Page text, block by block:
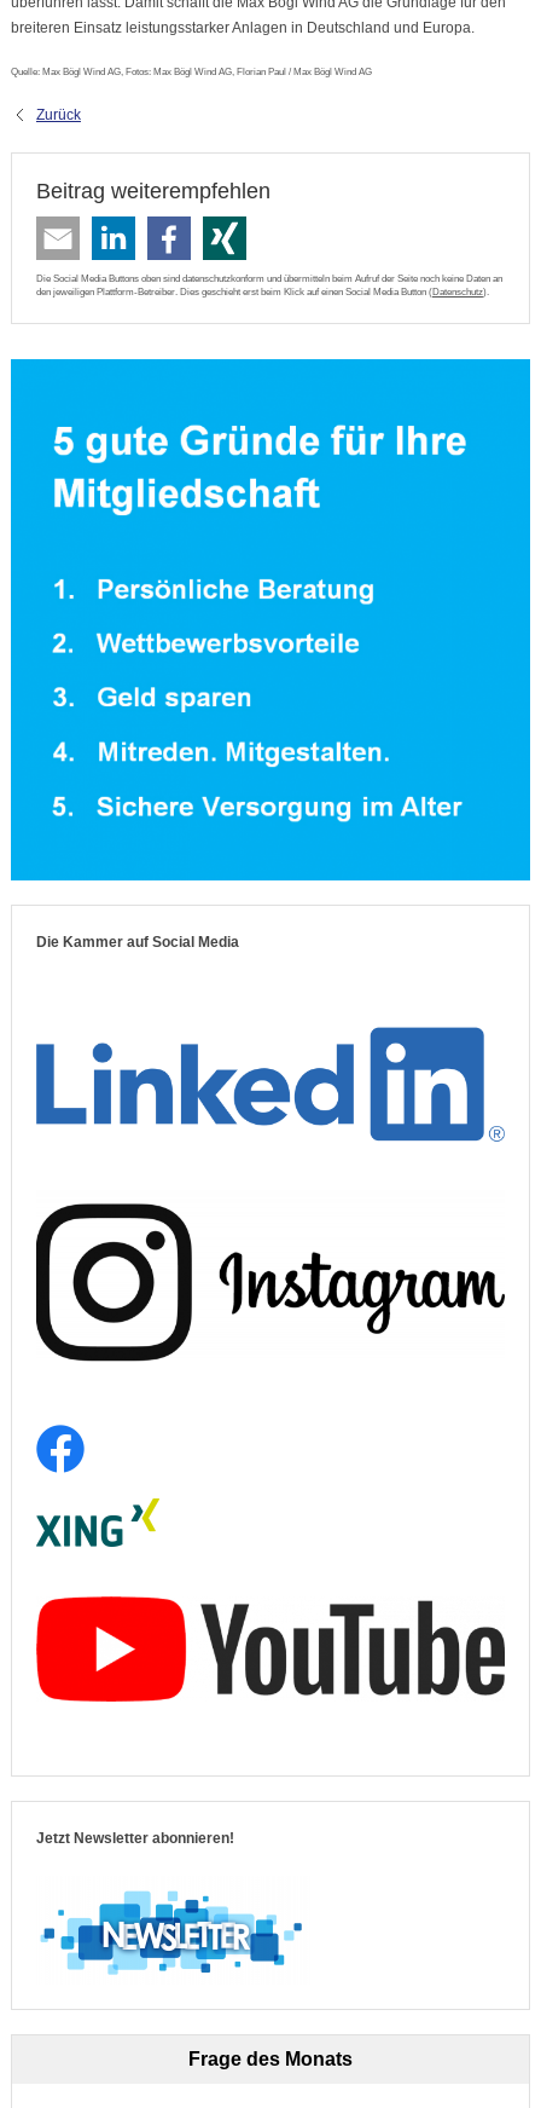
breiteren Einsatz leistungsstarker Anlagen in Deutschland und Europa.
Quelle: Max Bögl Wind AG, Fotos: Max Bögl Wind AG, Florian Paul / Max Bögl Wind AG
Zurück
Beitrag weiterempfehlen
Die Social Media Buttons oben sind datenschutzkonform und übermitteln beim Aufruf der Seite noch keine Daten an
den jeweiligen Plattform-Betreiber. Dies geschieht erst beim Klick auf einen Social Media Button (Datenschutz).
Die Kammer auf Social Media
Jetzt Newsletter abonnieren!
Frage des Monats